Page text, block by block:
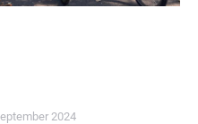
2024